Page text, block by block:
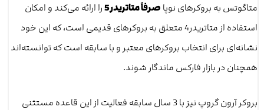
متاگوتس به بروکرهای نوپا صرفاً متاتریدر5 را ارائه می‌کند و امکان
استفاده از متاتریدر4 متعلق به بروکرهای قدیمی است، که این خود
نشانه‌ای برای انتخاب بروکرهای معتبر و با سابقه است که توانسته‌اند
همچنان در بازار فارکس ماندگار شوند.
بروکر آرون گروپ نیز با 3 سال سابقه فعالیت از این قاعده مستثنی